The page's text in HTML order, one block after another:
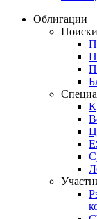
Облигации
Поиски